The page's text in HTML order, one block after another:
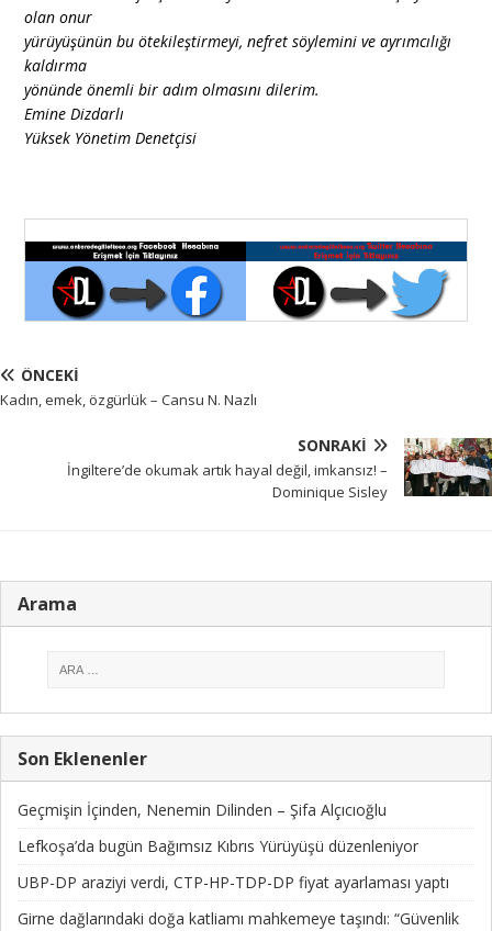
olan onur
yürüyüşünün bu ötekileştirmeyi, nefret söylemini ve ayrımcılığı
kaldırma
yönünde önemli bir adım olmasını dilerim.
Emine Dizdarlı
Yüksek Yönetim Denetçisi
ÖNCEKI
Kadın, emek, özgürlük – Cansu N. Nazlı
SONRAKI
İngiltere’de okumak artık hayal değil, imkansız! –
Dominique Sisley
Arama
Son Eklenenler
Geçmişin İçinden, Nenemin Dilinden – Şifa Alçıcıoğlu
Lefkoşa’da bugün Bağımsız Kıbrıs Yürüyüşü düzenleniyor
UBP-DP araziyi verdi, CTP-HP-TDP-DP fiyat ayarlaması yaptı
Girne dağlarındaki doğa katliamı mahkemeye taşındı: “Güvenlik